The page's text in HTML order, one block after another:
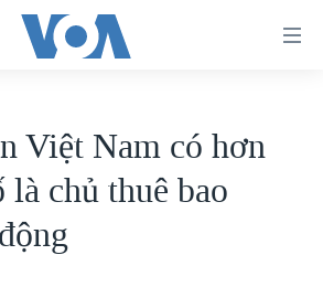
Việt Nam có hơn
là chủ thuê bao